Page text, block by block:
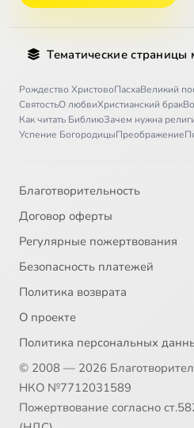
Тематические страницы
Рождество ХристовоПасхаВеликий
СвятостьО любвиХристианский брак
Как читать БиблиюЗачем нужна
Успение БогородицыПреображение
Благотворительность
Договор оферты
Регулярные пожертвования
Безопасность платежей
Политика возврата
О проекте
Политика персональных
© 2008 — 2026
НКО №7712031589
Пожертвование согласно